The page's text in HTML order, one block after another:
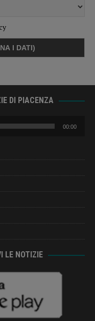
DI PIACENZA
00:00
LE NOTIZIE